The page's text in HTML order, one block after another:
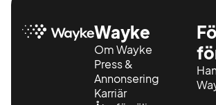
Wayke
Om Wayke
Press &
Annonsering
Karriär